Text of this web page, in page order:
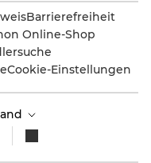
Barrierefreiheit
Online-Shop
Cookie-Einstellungen